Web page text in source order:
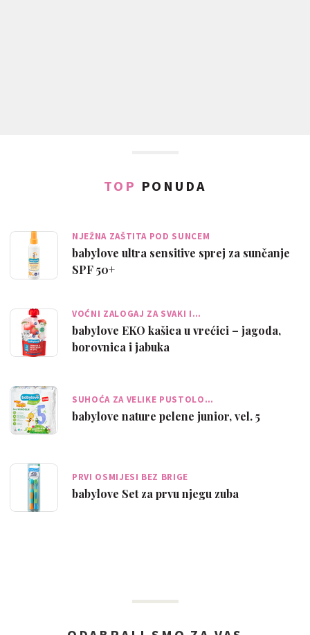
TOP PONUDA
NJEŽNA ZAŠTITA POD SUNCEM
babylove ultra sensitive sprej za sunčanje
SPF 50+
VOĆNI ZALOGAJ ZA SVAKI I…
babylove EKO kašica u vrećici – jagoda,
borovnica i jabuka
SUHOĆA ZA VELIKE PUSTOLO…
babylove nature pelene junior, vel. 5
PRVI OSMIJESI BEZ BRIGE
babylove Set za prvu njegu zuba